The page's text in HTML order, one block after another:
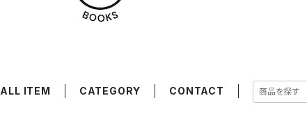
ALL ITEM CATEGORY CONTACT